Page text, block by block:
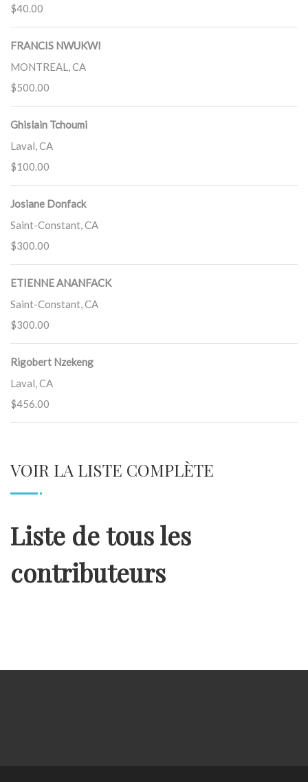
$40.00
FRANCIS NWUKWI
MONTREAL, CA
$500.00
Ghislain Tchoumi
Laval, CA
$100.00
Josiane Donfack
Saint-Constant, CA
$300.00
ETIENNE ANANFACK
Saint-Constant, CA
$300.00
Rigobert Nzekeng
Laval, CA
$456.00
VOIR LA LISTE COMPLÈTE
Liste de tous les
contributeurs